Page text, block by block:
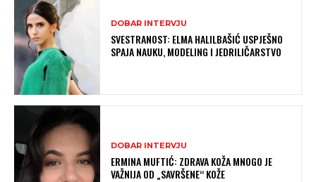
DOBAR INTERVJU
SVESTRANOST: ELMA HALILBAŠIĆ USPJEŠNO
SPAJA NAUKU, MODELING I JEDRILIČARSTVO
DOBAR INTERVJU
ERMINA MUFTIĆ: ZDRAVA KOŽA MNOGO JE
VAŽNIJA OD „SAVRŠENE“ KOŽE